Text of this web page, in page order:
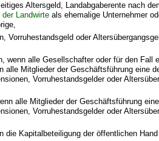
Altersgeld, Landabgaberente nach
Landwirteals ehemalige Unternehmer
Vorruhestandsgeld oder
wenn alle Gesellschafter oder für den Fall
alle Mitglieder der Geschäftsführung eine
Vorruhestandsgelder oder
alle Mitglieder der Geschäftsführung
Vorruhestandsgelder oder
die Kapitalbeteiligung der öffentlichen